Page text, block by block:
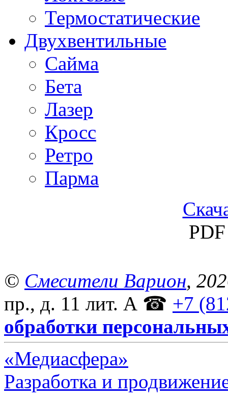
Термостатические
Двухвентильные
Сайма
Бета
Лазер
Кросс
Ретро
Парма
© Смесители Варион,
пр., д. 11 лит. А ☎ +7
обработки
«Медиасфера»
Разработка и